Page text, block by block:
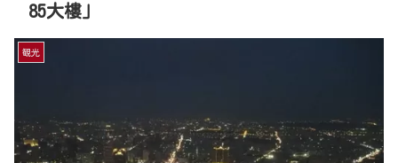
85大樓」
観光